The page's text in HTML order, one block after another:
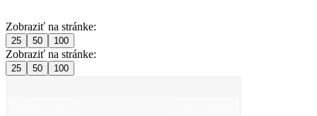
Zobraziť na stránke:
25 50 100
Zobraziť na stránke:
25 50 100